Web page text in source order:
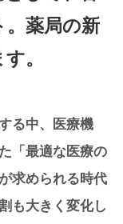
薬局の新
。
る中、医療機
「最適な医療の
求められる時代
も大きく変化し